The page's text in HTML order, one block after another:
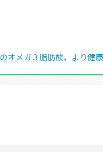
オメガ３脂肪酸、 より健